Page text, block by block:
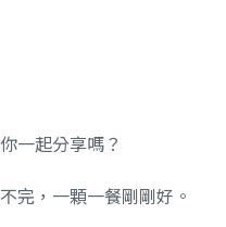
一起分享嗎？
完，一顆一餐剛剛好。